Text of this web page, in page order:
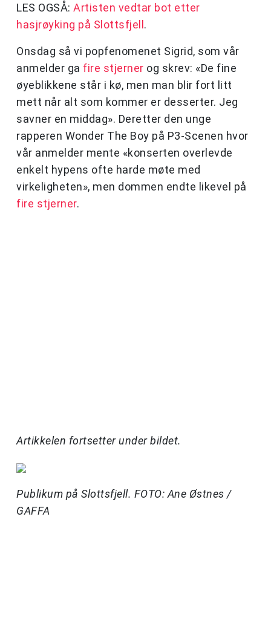
LES OGSÅ: Artisten vedtar bot etter
hasjrøyking på Slottsfjell .
Onsdag så vi popfenomenet Sigrid, som vår
anmelder ga fire stjerner og skrev: «De fine
øyeblikkene står i kø, men man blir fort litt
mett når alt som kommer er desserter. Jeg
savner en middag». Deretter den unge
rapperen Wonder The Boy på P3-Scenen hvor
vår anmelder mente «konserten overlevde
enkelt hypens ofte harde møte med
virkeligheten», men dommen endte likevel på
fire stjerner.
Artikkelen fortsetter under bildet.
Publikum på Slottsfjell. FOTO: Ane Østnes /
GAFFA